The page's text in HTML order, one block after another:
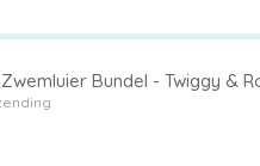
Bundel - Twiggy &